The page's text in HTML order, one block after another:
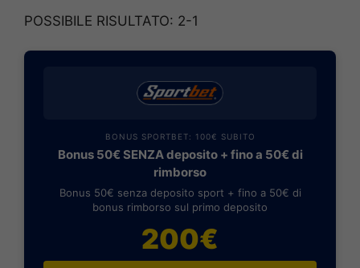
POSSIBILE RISULTATO: 2-1
BONUS SPORTBET: 100€ SUBITO
Bonus 50€ SENZA deposito + fino a 50€ di
rimborso
Bonus 50€ senza deposito sport + fino a 50€ di
bonus rimborso sul primo deposito
200€